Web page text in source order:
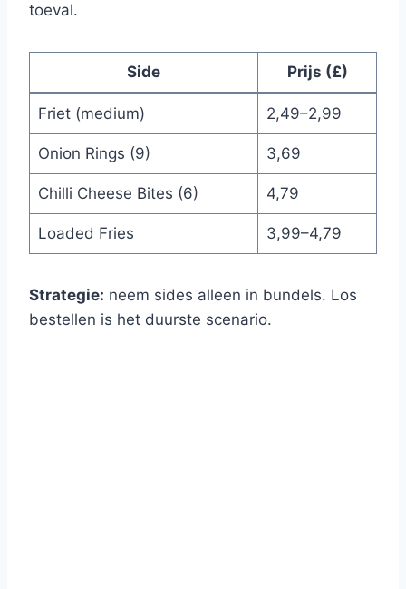
toeval.
Side Prijs (£)
Friet (medium) 2,49–2,99
Onion Rings (9) 3,69
Chilli Cheese Bites (6) 4,79
Loaded Fries 3,99–4,79
Strategie: neem sides alleen in bundels. Los
bestellen is het duurste scenario.